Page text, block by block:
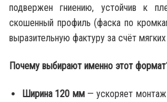
подвержен гниению, устойчив к
скошенный профиль (фаска по
выразительную фактуру за счёт
Почему выбирают именно этот
Ширина 120 мм— ускоряет